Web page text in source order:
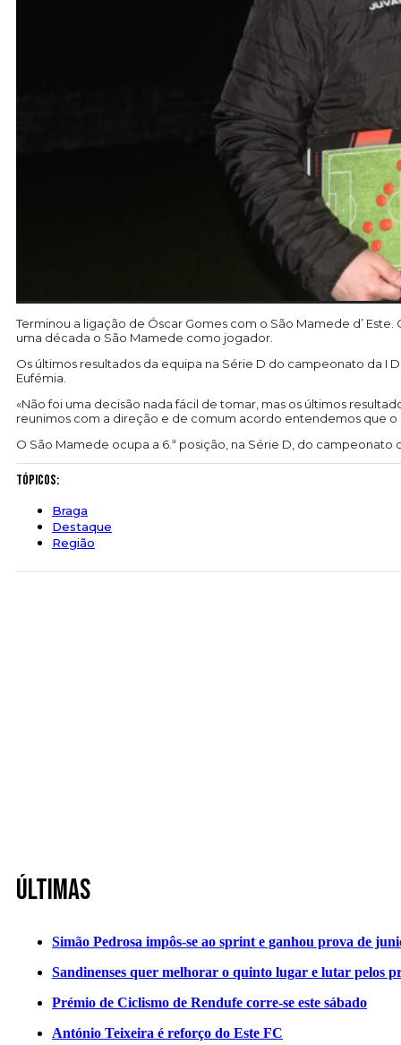
Terminou a ligação de Óscar Gomes com o São Mamede d’ Este.
uma década o São Mamede como jogador.
Os últimos resultados da equipa na Série D do campeonato da I
Eufémia.
«Não foi uma decisão nada fácil de tomar, mas os últimos
reunimos com a direção e de comum acordo entendemos que o
O São Mamede ocupa a 6.ª posição, na Série D, do
Tópicos:
Braga
Destaque
Região
Últimas
Simão Pedrosa impôs-se ao sprint e ganhou prova de
Sandinenses quer melhorar o quinto lugar e lutar pelos
Prémio de Ciclismo de Rendufe corre-se este sábado
António Teixeira é reforço do Este FC